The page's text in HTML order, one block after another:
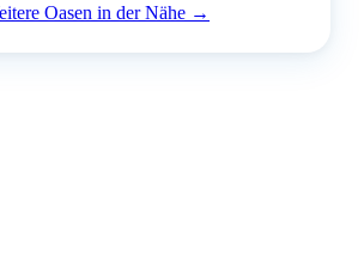
Oasen in der Nähe →